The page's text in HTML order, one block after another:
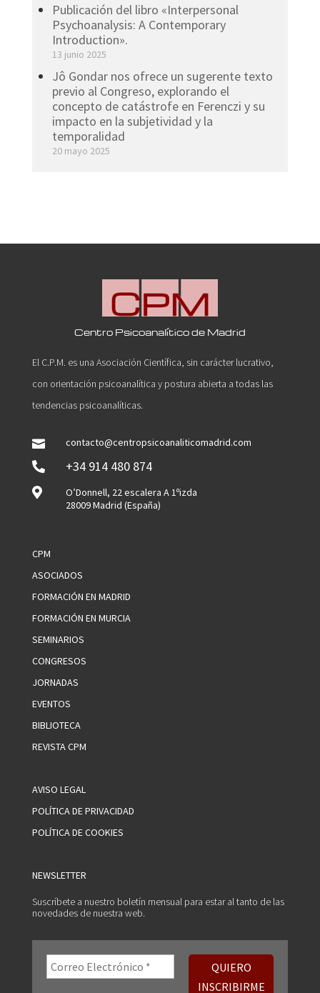
Publicación del libro «Interpersonal
Psychoanalysis: A Contemporary
Introduction».
13 junio 2025
Jô Gondar nos ofrece un sugerente texto
previo al Congreso, explorando el
concepto de catástrofe en Ferenczi y su
impacto en la subjetividad y la
temporalidad
20 mayo 2025
Centro Psicoanalítico de Madrid
El C.P.M. es una Asociación Científica, sin carácter lucrativo,
con orientación psicoanalítica y postura abierta a todas las
tendencias psicoanalíticas.

contacto@centropsicoanaliticomadrid.com

+34 914 480 874

O’Donnell, 22 escalera A 1ºizda
28009 Madrid (España)
CPM
ASOCIADOS
FORMACIÓN EN MADRID
FORMACIÓN EN MURCIA
SEMINARIOS
CONGRESOS
JORNADAS
EVENTOS
BIBLIOTECA
REVISTA CPM
AVISO LEGAL
POLÍTICA DE PRIVACIDAD
POLÍTICA DE COOKIES
NEWSLETTER
Suscríbete a nuestro boletín mensual para estar al tanto de las
novedades de nuestra web.